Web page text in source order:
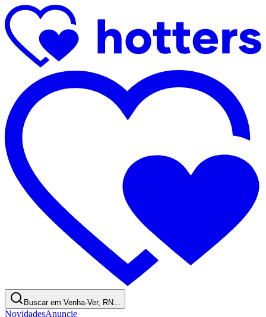
Buscar em Venha-Ver, RN...
NovidadesAnuncie